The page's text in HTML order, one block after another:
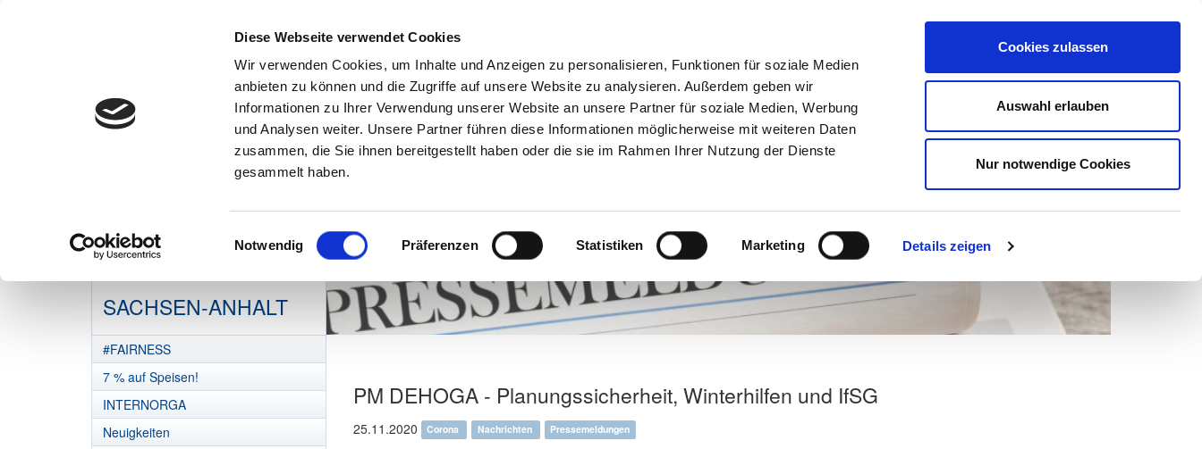
Diese Webseite verwendet Cookies
Wir verwenden Cookies, um Inhalte und Anzeigen zu personalisieren, Funktionen für soziale Medien
anbieten zu können und die Zugriffe auf unsere Website zu analysieren. Außerdem geben wir
Informationen zu Ihrer Verwendung unserer Website an unsere Partner für soziale Medien, Werbung
und Analysen weiter. Unsere Partner führen diese Informationen möglicherweise mit weiteren Daten
zusammen, die Sie ihnen bereitgestellt haben oder die sie im Rahmen Ihrer Nutzung der Dienste
gesammelt haben.
Einwilligungsauswahl
Notwendig Präferenzen Statistiken Marketing Details zeigen
Cookies zulassen
Auswahl erlauben
Nur notwendige Cookies
Aktuelles Über uns Marketing Mein DEHOGA
DEHOGA
SACHSEN-ANHALT
#FAIRNESS
7 % auf Speisen!
INTERNORGA
Neuigkeiten
PM DEHOGA - Planungssicherheit, Winterhilfen und IfSG
25.11.2020 Corona Nachrichten Pressemeldungen